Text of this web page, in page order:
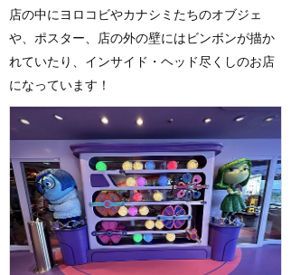
店の中にヨロコビやカナシミたちのオブジェ
や、ポスター、店の外の壁にはビンボンが描か
れていたり、インサイド・ヘッド尽くしのお店
になっています！